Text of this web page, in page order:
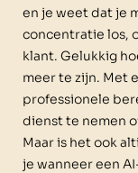
en je weet dat je
concentratie los,
klant. Gelukkig
meer te zijn. Met
professionele
dienst te nemen
Maar is het ook
je wanneer een